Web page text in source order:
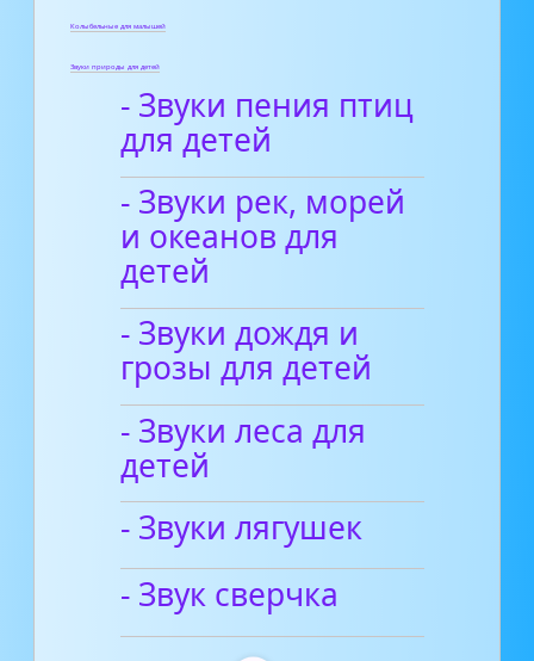
Колыбельные для малышей
Звуки природы для детей
- Звуки пения птиц
для детей
- Звуки рек, морей
и океанов для
детей
- Звуки дождя и
грозы для детей
- Звуки леса для
детей
- Звуки лягушек
- Звук сверчка